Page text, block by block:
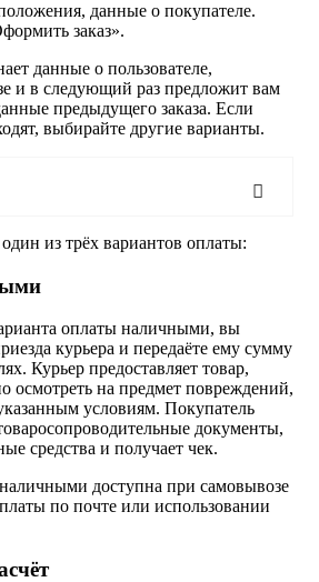
данные о покупателе.
заказ».
данные о пользователе,
и в следующий раз предложит вам
предыдущего заказа. Если
выбирайте другие варианты.
из трёх вариантов оплаты:
оплаты наличными, вы
курьера и передаёте ему сумму
Курьер предоставляет товар,
осмотреть на предмет повреждений,
условиям. Покупатель
документы,
средства и получает чек.
доступна при самовывозе
по почте или использовании